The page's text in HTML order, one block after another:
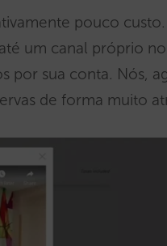
pouco
um canal próprio
por sua conta. Nós,
de forma muito